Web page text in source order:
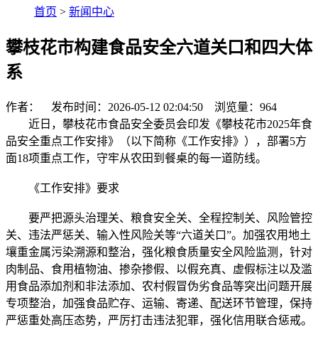
首页 > 新闻中心
攀枝花市构建食品安全六道关口和四大体
系
作者： 发布时间：2026-05-12 02:04:50 浏览量： 964
近日，攀枝花市食品安全委员会印发《攀枝花市2025年食
品安全重点工作安排》（以下简称《工作安排》），部署5方
面18项重点工作，守牢从农田到餐桌的每一道防线。
《工作安排》要求
要严把源头治理关、粮食安全关、全程控制关、风险管控
关、违法严惩关、输入性风险关等“六道关口”。加强农用地土
壤重金属污染溯源和整治，强化粮食质量安全风险监测，针对
肉制品、食用植物油、掺杂掺假、以假充真、虚假标注以及滥
用食品添加剂和非法添加、农村假冒伪劣食品等突出问题开展
专项整治，加强食品贮存、运输、寄递、配送环节管理，保持
严惩重处高压态势，严厉打击违法犯罪，强化信用联合惩戒。